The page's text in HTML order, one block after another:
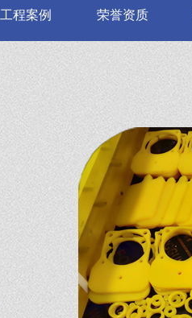
工程案例 荣誉资质